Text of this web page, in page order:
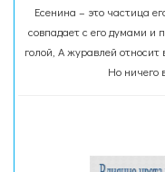
Есенина – это частица
совпадает с его думами
голой, А журавлей относит
Но ничего